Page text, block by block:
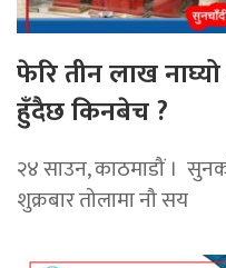
फेरि तीन लाख
हुँदैछ किनबेच ?
२४ साउन, काठमाडौं ।
शुक्रबार तोलामा नौ सय